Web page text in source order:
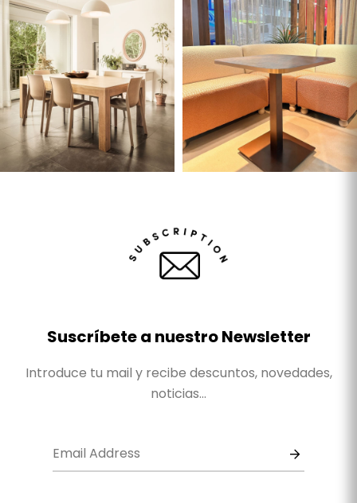
Suscríbete a nuestro Newsletter
Introduce tu mail y recibe descuntos, novedades,
noticias...